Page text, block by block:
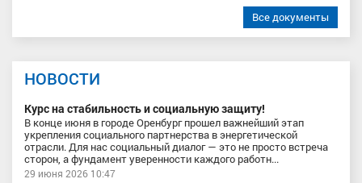
Все документы
НОВОСТИ
Курс на стабильность и социальную защиту!
В конце июня в городе Оренбург прошел важнейший этап
укрепления социального партнерства в энергетической
отрасли. Для нас социальный диалог — это не просто встреча
сторон, а фундамент уверенности каждого работн...
29 июня 2026 10:47